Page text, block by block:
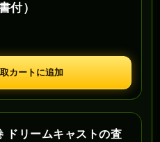
付）
カートに追加
ドリームキャストの査